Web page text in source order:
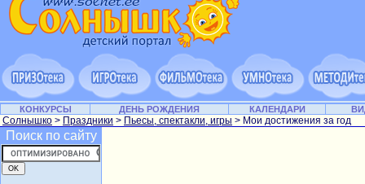
КОНКУРСЫ ДЕНЬ РОЖДЕНИЯ КАЛЕНДАРИ
Солнышко > Праздники > Пьесы, спектакли, игры > Мои достижения за год
Поиск по сайту